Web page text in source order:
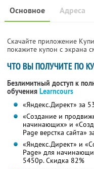
Основное Адреса
Скачайте приложение
покажите купон с экрана
ЧТО ВЫ ПОЛУЧИТЕ ПО
Безлимитный доступ к
обучения Learncours
«Яндекс.Директ» за
«Создание и
начинающих» и
Page верстка сайта»
«Яндекс.Директ» и
Page» для
5450р.Скидка 82%